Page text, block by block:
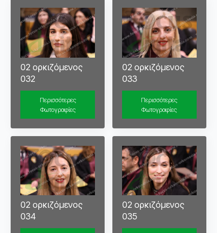
02 ορκιζόμενος
032
Περισσότερες
Φωτογραφίες
02 ορκιζόμενος
033
Περισσότερες
Φωτογραφίες
02 ορκιζόμενος
034
02 ορκιζόμενος
035